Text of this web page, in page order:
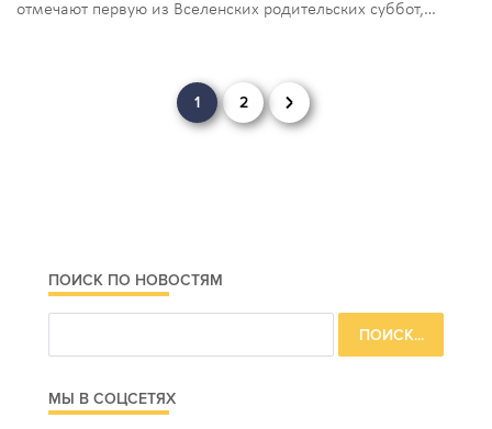
отмечают первую из Вселенских родительских суббот,…
1 2
ПОИСК ПО НОВОСТЯМ
МЫ В СОЦСЕТЯХ